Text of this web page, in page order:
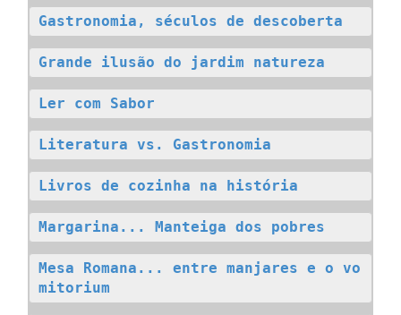
Gastronomia, séculos de descoberta
Grande ilusão do jardim natureza
Ler com Sabor
Literatura vs. Gastronomia
Livros de cozinha na história
Margarina... Manteiga dos pobres
Mesa Romana... entre manjares e o vo
mitorium